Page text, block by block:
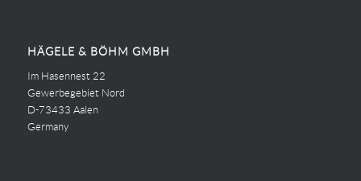
HÄGELE & BÖHM GMBH
Im Hasennest 22
Gewerbegebiet Nord
D-73433 Aalen
Germany